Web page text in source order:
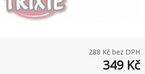
288 Kč bez DPH
349 Kč